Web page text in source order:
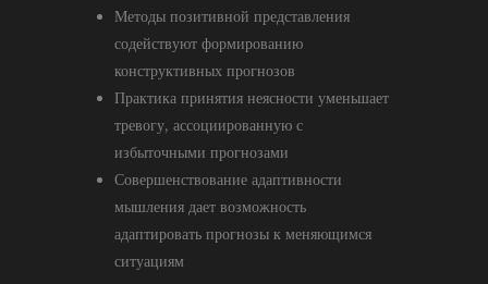
Методы позитивной представления
содействуют формированию
конструктивных прогнозов
Практика принятия неясности уменьшает
тревогу, ассоциированную с
избыточными прогнозами
Совершенствование адаптивности
мышления дает возможность
адаптировать прогнозы к меняющимся
ситуациям